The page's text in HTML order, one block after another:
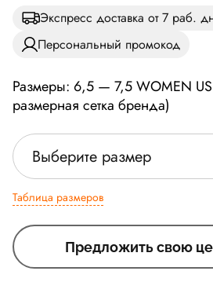
Экспресс доставка от 7 раб.
Персональный промокод
Размеры: 6,5 — 7,5 WOMEN
размерная сетка бренда)
Выберите размер
Таблица размеров
Предложить свою